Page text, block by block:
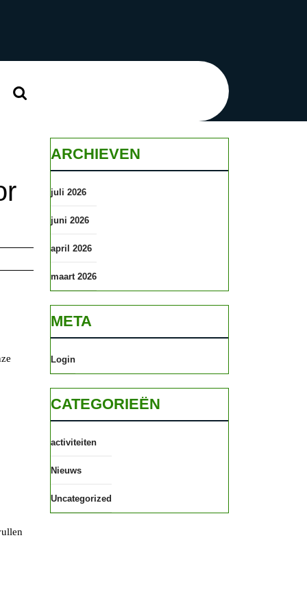
Zoek
ARCHIEVEN
juli 2026
juni 2026
april 2026
maart 2026
META
Login
CATEGORIEËN
activiteiten
Nieuws
Uncategorized